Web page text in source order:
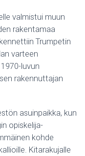
valmistui muun
rakentamaa
Trumpetin
varteen
luvun
rakennuttajan
asuinpaikka, kun
opiskelija-
kohde
Kitarakujalle